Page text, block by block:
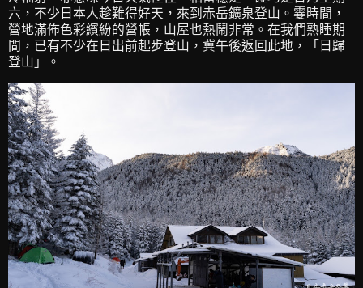
六，不少日本人趁難得好天，來到 赤岳鑛泉登山。霎時間，
營地滿佈色彩繽紛的營帳，山屋也熱鬧非常。在我們熟睡期
間，已有不少在日出前起步登山，冀午後返回此地，「日歸
登山」。